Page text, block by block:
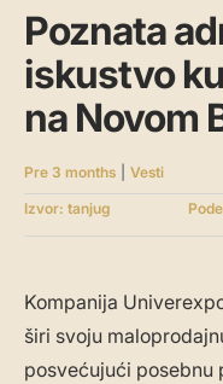
Poznata
iskustvo
na Novom
Pre 3 months Vesti
Izvor: tanjug
Kompanija
širi svoju
posvećujući posebnu